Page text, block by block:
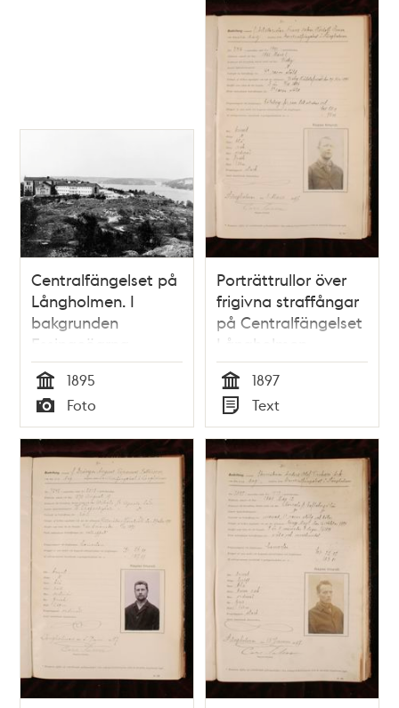
Centralfängelset på
Långholmen. I
bakgrunden
Essingeöarna
Tid
1895
Typ
Foto
Porträttrullor över
frigivna straffångar
på Centralfängelset
Långholmen
Tid
1897
Typ
Text